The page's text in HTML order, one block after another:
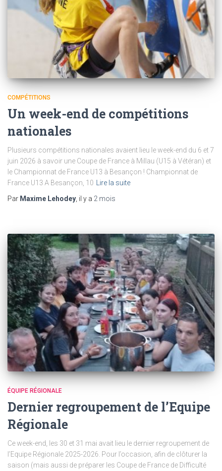
COMPÉTITIONS
Un week-end de compétitions
nationales
Plusieurs compétitions nationales avaient lieu le week-end du 6 et 7
juin 2026 à savoir une Coupe de France à Millau (U15 à Vétéran) et
le Championnat de France U13 à Besançon ! Championnat de
France U13 A Besançon, 10
Lire la suite
Par Maxime Lehodey , il y a 2 mois
ÉQUIPE RÉGIONALE
Dernier regroupement de l’Equipe
Régionale
Ce week-end, les 30 et 31 mai avait lieu le dernier regroupement de
l’Equipe Régionale 2025-2026. Pour l’occasion, afin de clôturer la
saison (mais aussi de préparer les Coupe de France de Difficulté